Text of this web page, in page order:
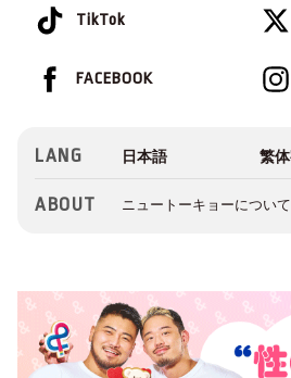
TikTok
FACEBOOK
LANG
ABOUT ニュートーキョーについて